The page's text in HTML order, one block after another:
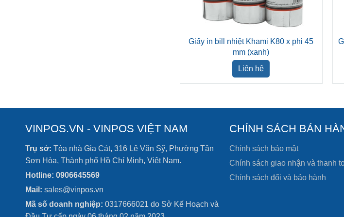
VINPOS.VN - VINPOS VIỆT NAM
Trụ sở: Tòa nhà Gia Cát, 316 Lê Văn Sỹ, Phường Tân
Sơn Hòa, Thành phố Hồ Chí Minh, Việt Nam.
Hotline: 0906645569
Mail: sales@vinpos.vn
Mã số doanh nghiệp: 0317666021 do Sở Kế Hoạch và
CHÍNH SÁCH BÁN
Chính sách bảo mật
Chính sách giao nhận và thanh
Chính sách đổi và bảo hành
Giấy in bill nhiệt Khami K80 x phi 45
mm (xanh)
Liên hệ